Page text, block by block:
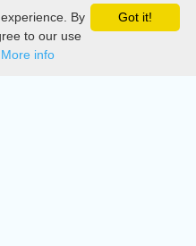
Got it!
By
to our use
More info